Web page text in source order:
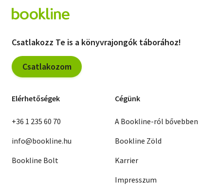
Csatlakozz Te is a könyvrajongók táborához!
Csatlakozom
Elérhetőségek
+36 1 235 60 70
info@bookline.hu
Bookline Bolt
Cégünk
A Bookline-ról bővebben
Bookline Zöld
Karrier
Impresszum